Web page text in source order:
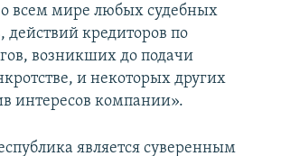
всем мире любых судебных
действий кредиторов по
возникших до подачи
и некоторых других
интересов компании».
является суверенным